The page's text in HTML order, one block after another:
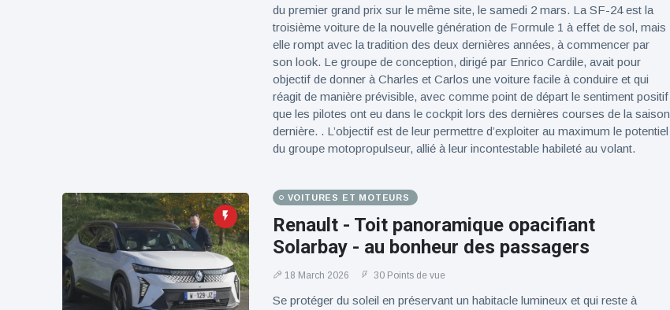
du premier grand prix sur le même site, le samedi 2 mars. La SF-24 est la
troisième voiture de la nouvelle génération de Formule 1 à effet de sol, mais
elle rompt avec la tradition des deux dernières années, à commencer par
son look. Le groupe de conception, dirigé par Enrico Cardile, avait pour
objectif de donner à Charles et Carlos une voiture facile à conduire et qui
réagit de manière prévisible, avec comme point de départ le sentiment positif
que les pilotes ont eu dans le cockpit lors des dernières courses de la saison
dernière. . L’objectif est de leur permettre d’exploiter au maximum le potentiel
du groupe motopropulseur, allié à leur incontestable habileté au volant.
VOITURES ET MOTEURS
Renault - Toit panoramique opacifiant
Solarbay - au bonheur des passagers
18 March 2026 30 Points de vue
Se protéger du soleil en préservant un habitacle lumineux et qui reste à